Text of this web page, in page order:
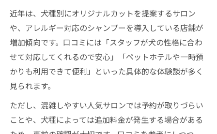
近年は、犬種別にオリジナルカットを提案するサロン
や、アレルギー対応のシャンプーを導入している店舗が
増加傾向です。口コミには「スタッフが犬の性格に合わ
せて対応してくれるので安心」「ペットホテルや一時預
かりも利用できて便利」といった具体的な体験談が多く
見られます。
ただし、混雑しやすい人気サロンでは予約が取りづらい
ことや、犬種によっては追加料金が発生する場合がある